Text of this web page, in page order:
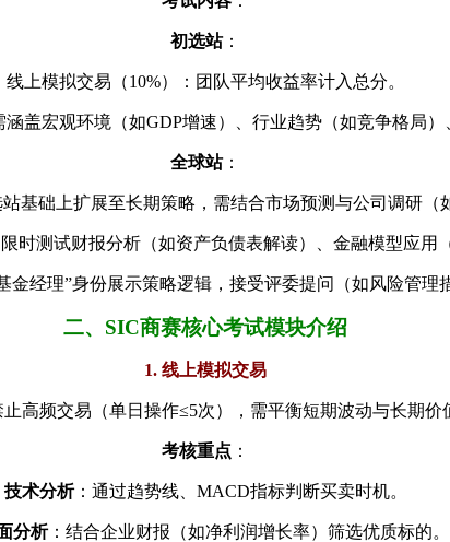
初选站：
线上模拟交易（10%）：团队平均收益率计入总分。
盖宏观环境（如GDP增速）、行业趋势（如竞争格局）
全球站：
基础上扩展至长期策略，需结合市场预测与公司调研（
时测试财报分析（如资产负债表解读）、金融模型应用
金经理”身份展示策略逻辑，接受评委提问（如风险管理
二、SIC商赛核心考试模块介绍
1. 线上模拟交易
止高频交易（单日操作≤5次），需平衡短期波动与长期价
考核重点 ：
技术分析：通过趋势线、MACD指标判断买卖时机。
分析：结合企业财报（如净利润增长率）筛选优质标的。